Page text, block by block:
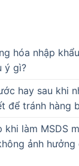
hóa nhập
ý gì?
hay sau khi
để tránh hàng
làm MSDS
ảnh hưởng